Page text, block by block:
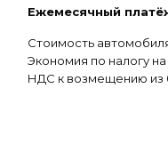
Ежемесячный
Стоимость
Экономия по налогу
НДС к возмещению из